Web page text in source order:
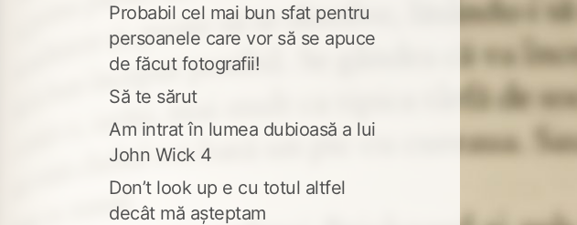
Probabil cel mai bun sfat pentru
persoanele care vor să se apuce
de făcut fotografii!
Să te sărut
Am intrat în lumea dubioasă a lui
John Wick 4
Don’t look up e cu totul altfel
decât mă așteptam